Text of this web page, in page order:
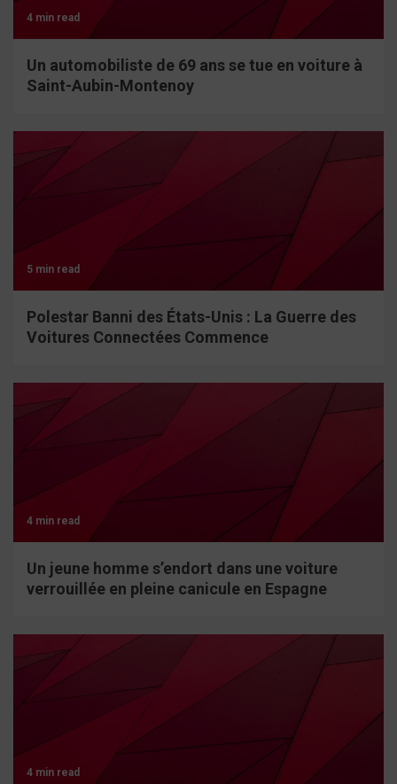
4 min read
Un automobiliste de 69 ans se tue en voiture à
Saint-Aubin-Montenoy
5 min read
Polestar Banni des États-Unis : La Guerre des
Voitures Connectées Commence
4 min read
Un jeune homme s’endort dans une voiture
verrouillée en pleine canicule en Espagne
4 min read